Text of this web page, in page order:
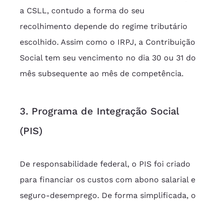
a CSLL, contudo a forma do seu
recolhimento depende do regime tributário
escolhido. Assim como o IRPJ, a Contribuição
Social tem seu vencimento no dia 30 ou 31 do
mês subsequente ao mês de competência.
3. Programa de Integração Social
(PIS)
De responsabilidade federal, o PIS foi criado
para financiar os custos com abono salarial e
seguro-desemprego. De forma simplificada, o